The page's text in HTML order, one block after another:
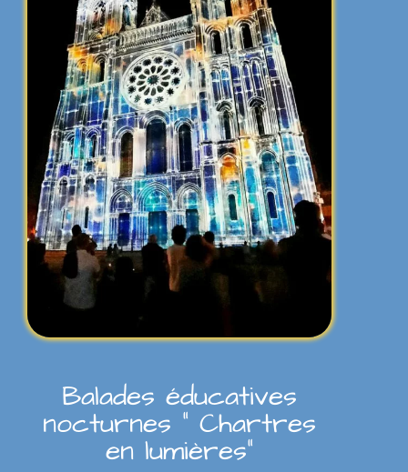
Balades éducatives
nocturnes " Chartres
en lumières"